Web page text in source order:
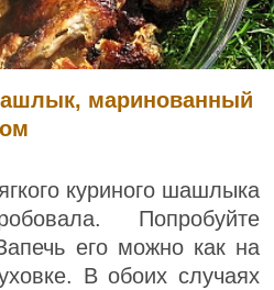
маринованный
куриного шашлыка
Попробуйте
его можно как на
В обоих случаях